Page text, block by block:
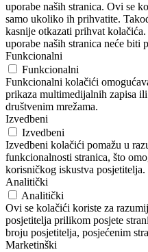
uporabe naših stranica. Ovi se
samo ukoliko ih prihvatite.
kasnije otkazati prihvat
uporabe naših stranica neće biti
Funkcionalni
Funkcionalni
Funkcionalni kolačići
prikaza multimedijalnih zapisa
društvenim mrežama.
Izvedbeni
Izvedbeni
Izvedbeni kolačići pomažu u
funkcionalnosti stranica, što
korisničkog iskustva posjetitelja.
Analitički
Analitički
Ovi se kolačići koriste za
posjetitelja prilikom posjete
broju posjetitelja, posjećenim
Marketinški